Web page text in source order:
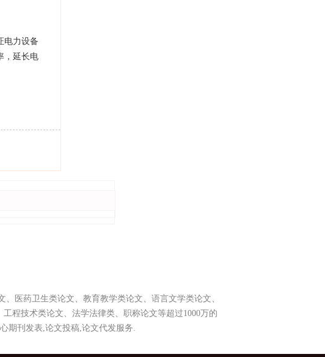
电力设备
，延长电
、医药卫生类论文、教育教学类论文、语言文学类论文、
程技术类论文、法学法律类、职称论文等超过1000万的
期刊发表,论文投稿,论文代发服务.